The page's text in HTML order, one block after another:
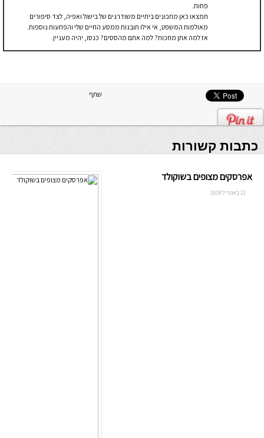
פחות.
תמצאו כאן מתכונים ביתיים משודרגים של בישול ואפיה, לצד סיפורים
מאולמות המשפט, אי אילו תובנות ממסע החיים שלי והפתעות נוספות.
אז למה אתן מחכות? למה אתם מהססים? כנסו, יהיה מעניין.
שתף
כתבות קשורות
אפרסקים מצופים בשוקולד
22 באפריל 2018